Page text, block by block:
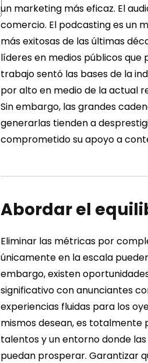
un marketing más eficaz. El
comercio. El podcasting es un
más exitosas de las últimas
líderes en medios públicos
trabajo sentó las bases de la
por alto en medio de la actual
Sin embargo, las grandes
generarlas tienden a
comprometido su apoyo a
Abordar el
Eliminar las métricas por
únicamente en la escala
embargo, existen
significativo con anunciantes
experiencias fluidas para los
mismos desean, es totalmente
talentos y un entorno donde
puedan prosperar. Garantizar